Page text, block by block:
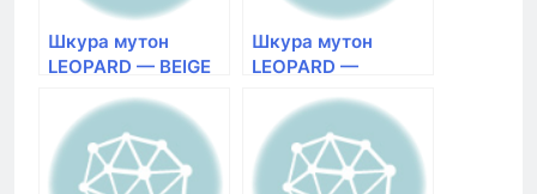
Шкура мутон
LEOPARD — BEIGE
Размер 0,7×2,2
Шкура мутон
LEOPARD —
натуральная
Размер 0,7×2,2